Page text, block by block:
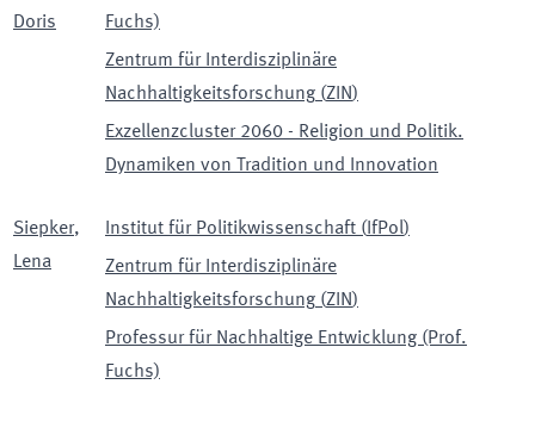
Doris
Fuchs)
Zentrum für Interdisziplinäre
Nachhaltigkeitsforschung (ZIN)
Exzellenzcluster 2060 - Religion und Politik.
Dynamiken von Tradition und Innovation
Siepker,
Lena
Institut für Politikwissenschaft ( IfPol)
Zentrum für Interdisziplinäre
Nachhaltigkeitsforschung (ZIN)
Professur für Nachhaltige Entwicklung (Prof.
Fuchs)